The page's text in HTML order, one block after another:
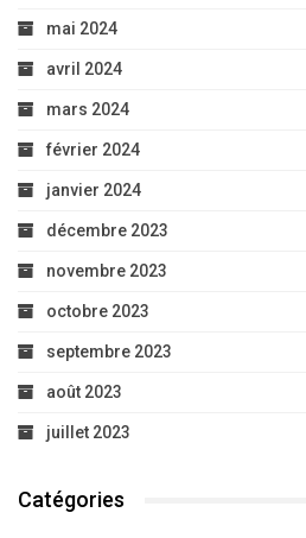
mai 2024
avril 2024
mars 2024
février 2024
janvier 2024
décembre 2023
novembre 2023
octobre 2023
septembre 2023
août 2023
juillet 2023
Catégories